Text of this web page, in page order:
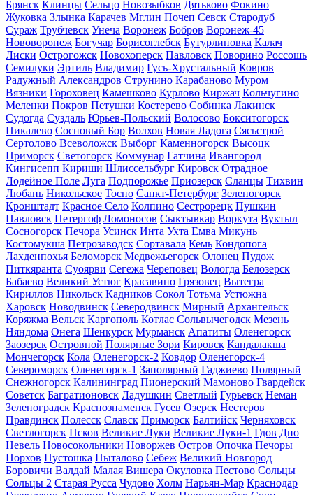
Брянск Клинцы Сельцо Новозыбков Дятьково Фокино
Жуковка Злынка Карачев Мглин Почеп Севск Стародуб
Сураж Трубчевск Унеча Воронеж Бобров Воронеж-45
Нововоронеж Богучар Борисоглебск Бутурлиновка Калач
Лиски Острогожск Новохоперск Павловск Поворино Россошь
Семилуки Эртиль Владимир Гусь-Хрустальный Ковров
Радужный Александров Струнино Карабаново Муром
Вязники Гороховец Камешково Курлово Киржач Кольчугино
Меленки Покров Петушки Костерево Собинка Лакинск
Судогда Суздаль Юрьев-Польский Волосово Бокситогорск
Пикалево Сосновый Бор Волхов Новая Ладога Сясьстрой
Сертолово Всеволожск Выборг Каменногорск Высоцк
Приморск Светогорск Коммунар Гатчина Ивангород
Кингисепп Кириши Шлиссельбург Кировск Отрадное
Лодейное Поле Луга Подпорожье Приозерск Сланцы Тихвин
Любань Никольское Тосно Санкт-Петербург Зеленогорск
Кронштадт Красное Село Колпино Сестрорецк Пушкин
Павловск Петергоф Ломоносов Сыктывкар Воркута Вуктыл
Сосногорск Печора Усинск Инта Ухта Емва Микунь
Костомукша Петрозаводск Сортавала Кемь Кондопога
Лахденпохья Беломорск Медвежьегорск Олонец Пудож
Питкяранта Суоярви Сегежа Череповец Вологда Белозерск
Бабаево Великий Устюг Красавино Грязовец Вытегра
Кириллов Никольск Кадников Сокол Тотьма Устюжна
Харовск Новодвинск Северодвинск Мирный Архангельск
Коряжма Вельск Каргополь Котлас Сольвычегодск Мезень
Няндома Онега Шенкурск Мурманск Апатиты Оленегорск
Заозерск Островной Полярные Зори Кировск Кандалакша
Мончегорск Кола Оленегорск-2 Ковдор Оленегорск-4
Североморск Оленегорск-1 Заполярный Гаджиево Полярный
Снежногорск Калининград Пионерский Мамоново Гвардейск
Советск Багратионовск Ладушкин Светлый Гурьевск Неман
Зеленоградск Краснознаменск Гусев Озерск Нестеров
Правдинск Полесск Славск Приморск Балтийск Черняховск
Светлогорск Псков Великие Луки Великие Луки-1 Гдов Дно
Невель Новосокольники Новоржев Остров Опочка Печоры
Порхов Пустошка Пыталово Себеж Великий Новгород
Боровичи Валдай Малая Вишера Окуловка Пестово Сольцы
Сольцы 2 Старая Русса Чудово Холм Нарьян-Мар Краснодар